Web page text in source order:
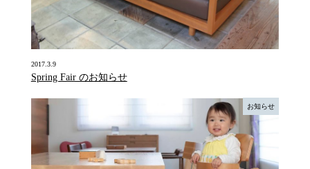
2017.3.9
Spring Fair のお知らせ
お知らせ